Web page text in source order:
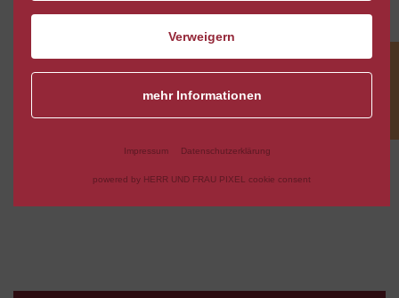
Haushaltsführung)
Engagiert
mit Haltung.
Verweigern
mehr Informationen
Impressum Datenschutzerklärung
powered by HERR UND FRAU PIXEL cookie consent